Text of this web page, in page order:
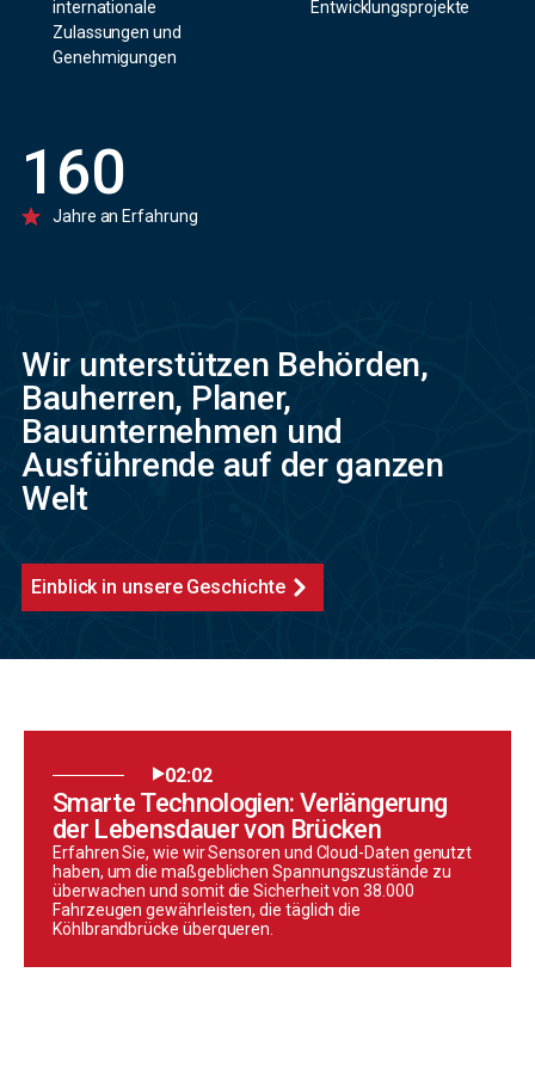
Wir unterstützen Behörden,
Bauherren, Planer,
Bauunternehmen und
Ausführende auf der ganzen
Welt
Einblick in unsere Geschichte
internationale
Zulassungen und
Genehmigungen
Entwicklungsprojekte
160
Jahre an Erfahrung
02:02
Smarte Technologien: Verlängerung
der Lebensdauer von Brücken
Erfahren Sie, wie wir Sensoren und Cloud-Daten genutzt
haben, um die maßgeblichen Spannungszustände zu
überwachen und somit die Sicherheit von 38.000
Fahrzeugen gewährleisten, die täglich die
Köhlbrandbrücke überqueren.